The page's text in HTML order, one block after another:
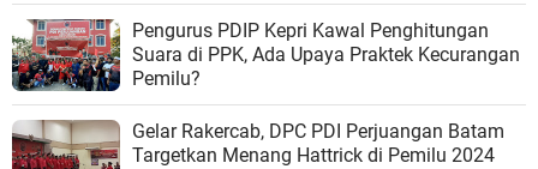
Pengurus PDIP Kepri Kawal Penghitungan
Suara di PPK, Ada Upaya Praktek Kecurangan
Pemilu?
Gelar Rakercab, DPC PDI Perjuangan Batam
Targetkan Menang Hattrick di Pemilu 2024